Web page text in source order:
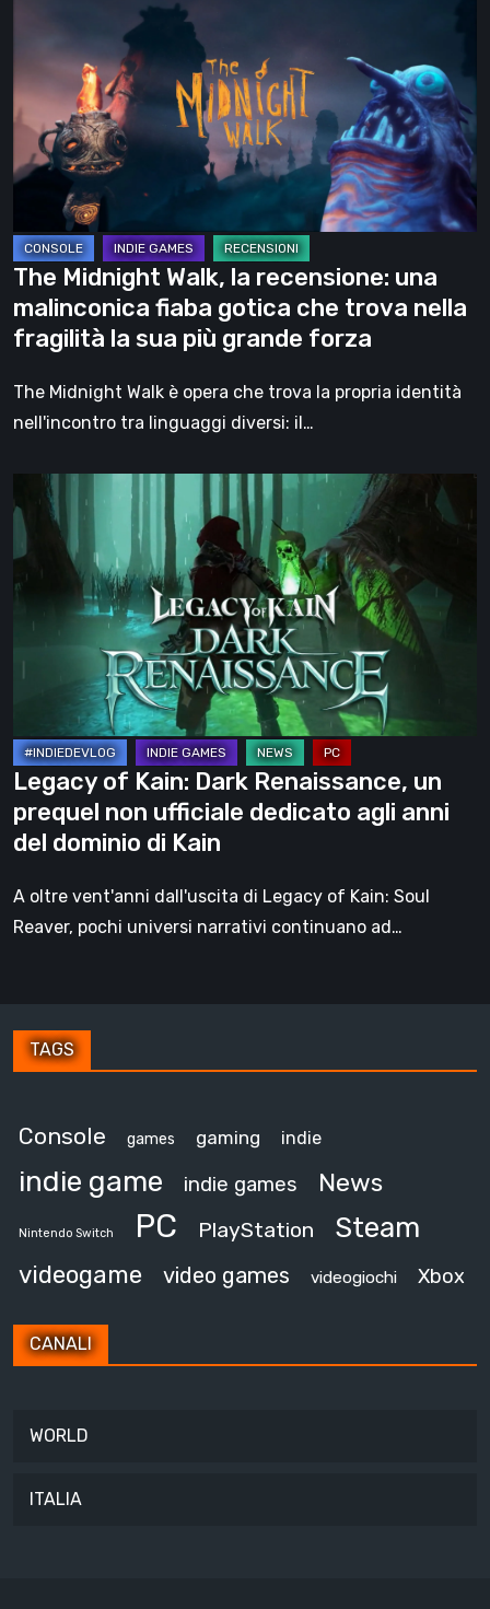
la
recensione:
una
malinconica
gotica
che
trova
nella
fragilità
la
sua
grande
forza
The Midnight Walk, la recensione: una
malinconica fiaba gotica che trova nella
fragilità la sua più grande forza
The Midnight Walk è opera che trova la propria identità
nell'incontro tra linguaggi diversi: il…
Legacy
of
Dark
Renaissance,
ufficiale
dedicato
agli
anni
del
dominio
di
Legacy of Kain: Dark Renaissance, un
prequel non ufficiale dedicato agli anni
del dominio di Kain
A oltre vent'anni dall'uscita di Legacy of Kain: Soul
Reaver, pochi universi narrativi continuano ad…
TAGS
Console games gaming indie
indie game indie games News
Nintendo Switch PC PlayStation Steam
videogame video games videogiochi Xbox
CANALI
WORLD
ITALIA